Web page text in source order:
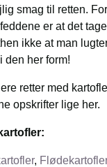
smag til retten.
er at det
ikke at man
den her form!
retter med
opskrifter lige her.
,